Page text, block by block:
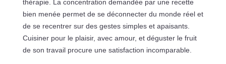
thérapie. La concentration demandée par une recette
bien menée permet de se déconnecter du monde réel et
de se recentrer sur des gestes simples et apaisants.
Cuisiner pour le plaisir, avec amour, et déguster le fruit
de son travail procure une satisfaction incomparable.